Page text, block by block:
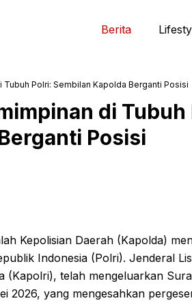
Berita
Polri: Sembilan Kapolda Berganti Posisi
di Tubuh
Posisi
Kepolisian Daerah (Kapolda)
Indonesia (Polri). Jenderal
(Kapolri), telah mengeluarkan
2026, yang mengesahkan